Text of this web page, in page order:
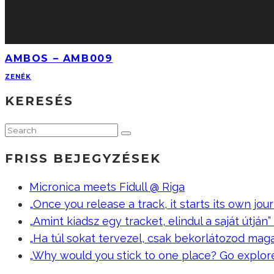
AMBOS – AMB009
ZENÉK
KERESÉS
FRISS BEJEGYZÉSEK
Micronica meets Fidull @ Riga
„Once you release a track, it starts its own
„Amint kiadsz egy tracket, elindul a saját
„Ha túl sokat tervezel, csak bekorlátozod
„Why would you stick to one place? Go